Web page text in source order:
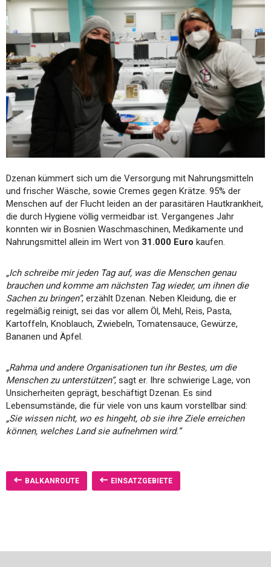
Dzenan kümmert sich um die Versorgung mit Nahrungsmitteln
und frischer Wäsche, sowie Cremes gegen Krätze. 95% der
Menschen auf der Flucht leiden an der parasitären Hautkrankheit,
die durch Hygiene völlig vermeidbar ist. Vergangenes Jahr
konnten wir in Bosnien Waschmaschinen, Medikamente und
Nahrungsmittel allein im Wert von 31.000 Euro kaufen.
„Ich schreibe mir jeden Tag auf, was die Menschen genau
brauchen und komme am nächsten Tag wieder, um ihnen die
Sachen zu bringen“, erzählt Dzenan. Neben Kleidung, die er
regelmäßig reinigt, sei das vor allem Öl, Mehl, Reis, Pasta,
Kartoffeln, Knoblauch, Zwiebeln, Tomatensauce, Gewürze,
Bananen und Äpfel.
„Rahma und andere Organisationen tun ihr Bestes, um die
Menschen zu unterstützen“, sagt er. Ihre schwierige Lage, von
Unsicherheiten geprägt, beschäftigt Dzenan. Es sind
Lebensumstände, die für viele von uns kaum vorstellbar sind:
„Sie wissen nicht, wo es hingeht, ob sie ihre Ziele erreichen
können, welches Land sie aufnehmen wird.“
BALKANROUTE EINSATZGEBIETE